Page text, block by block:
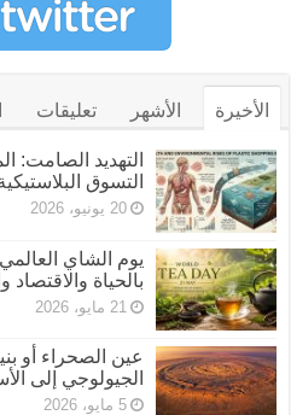
الأخيرة الأشهر تعليقات
التهديد الصامت:
التسوق
20 يونيو، 2026
يوم الشاي
بالحياة والاقتصاد
21 مايو، 2026
عين الصحراء أو
الجيولوجي إلى
5 مايو، 2026